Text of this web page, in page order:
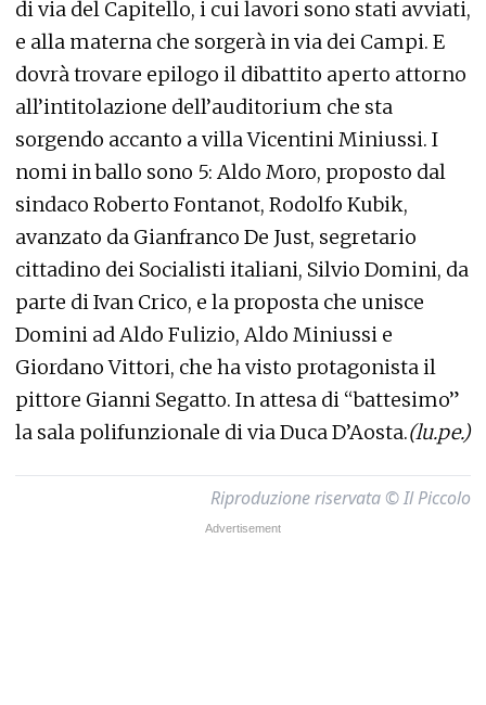
di via del Capitello, i cui lavori sono stati avviati,
e alla materna che sorgerà in via dei Campi. E
dovrà trovare epilogo il dibattito aperto attorno
all’intitolazione dell’auditorium che sta
sorgendo accanto a villa Vicentini Miniussi. I
nomi in ballo sono 5: Aldo Moro, proposto dal
sindaco Roberto Fontanot, Rodolfo Kubik,
avanzato da Gianfranco De Just, segretario
cittadino dei Socialisti italiani, Silvio Domini, da
parte di Ivan Crico, e la proposta che unisce
Domini ad Aldo Fulizio, Aldo Miniussi e
Giordano Vittori, che ha visto protagonista il
pittore Gianni Segatto. In attesa di “battesimo”
la sala polifunzionale di via Duca D’Aosta.(lu.pe.)
Riproduzione riservata © Il Piccolo